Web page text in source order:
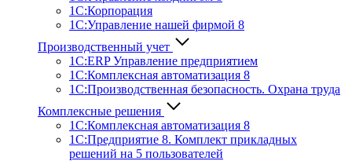
1С:Корпорация
1С:Управление нашей фирмой 8
Производственный учет
1С:ERP Управление предприятием
1С:Комплексная автоматизация 8
1С:Производственная безопасность. Охрана труда
Комплексные решения
1С:Комплексная автоматизация 8
1С:Предприятие 8. Комплект прикладных
решений на 5 пользователей